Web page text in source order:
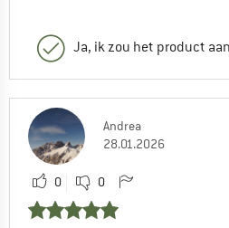
Ja, ik zou het product
Andrea
28.01.2026
0 0